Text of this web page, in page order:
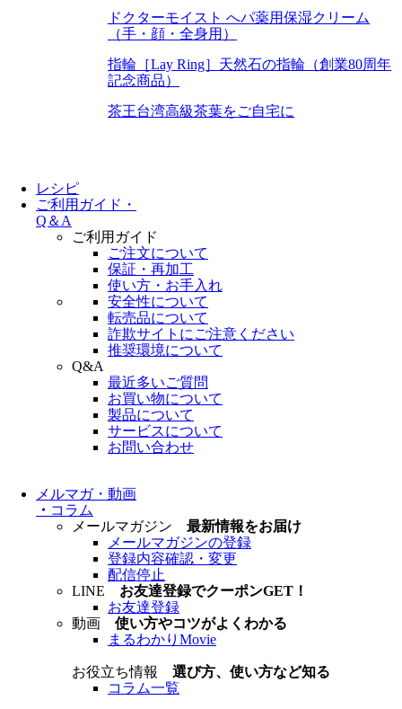
ドクターモイスト へパ薬用保湿クリーム
（手・顔・全身用）
指輪［Lay Ring］ 天然石の指輪（創業80周年
記念商品）
茶王台湾高級茶葉をご自宅に
レシピ
ご利用ガイド・
Q＆A
ご利用ガイド
ご注文について
保証・再加工
使い方・お手入れ
安全性について
転売品について
詐欺サイトにご注意ください
推奨環境について
Q&A
最近多いご質問
お買い物について
製品について
サービスについて
お問い合わせ
メルマガ・動画
・ コラム
メールマガジン 最新情報をお届け
メールマガジンの登録
登録内容確認・変更
配信停止
LINE お友達登録でクーポンGET！
お友達登録
動画 使い方やコツがよくわかる
まるわかりMovie
お役立ち情報 選び方、使い方など知る
コラム一覧